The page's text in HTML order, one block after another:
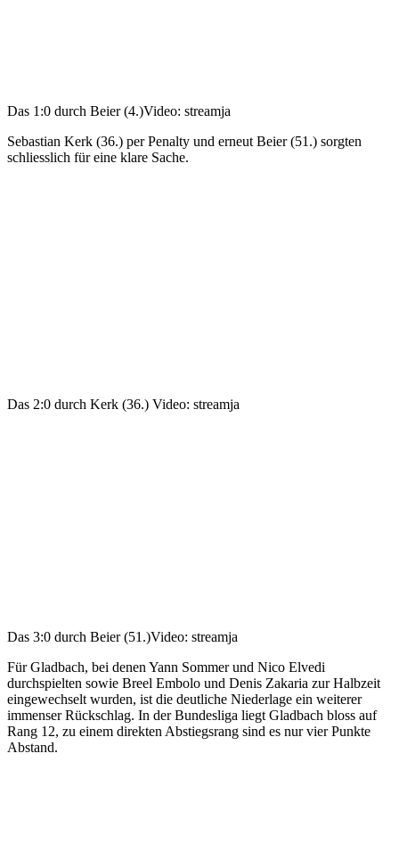
Das 1:0 durch Beier (4.)Video: streamja
Sebastian Kerk (36.) per Penalty und erneut Beier (51.) sorgten
schliesslich für eine klare Sache.
Das 2:0 durch Kerk (36.) Video: streamja
Das 3:0 durch Beier (51.)Video: streamja
Für Gladbach, bei denen Yann Sommer und Nico Elvedi
durchspielten sowie Breel Embolo und Denis Zakaria zur Halbzeit
eingewechselt wurden, ist die deutliche Niederlage ein weiterer
immenser Rückschlag. In der Bundesliga liegt Gladbach bloss auf
Rang 12, zu einem direkten Abstiegsrang sind es nur vier Punkte
Abstand.